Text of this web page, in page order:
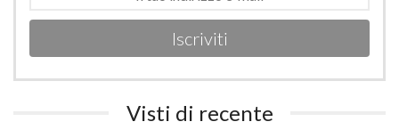
Iscriviti
Visti di recente